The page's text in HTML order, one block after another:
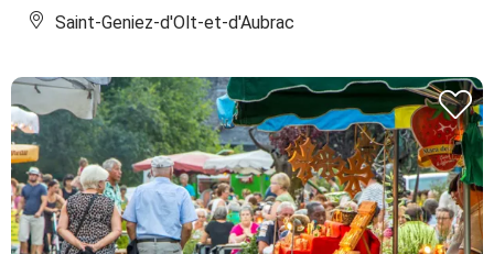
Saint-Geniez-d'Olt-et-d'Aubrac